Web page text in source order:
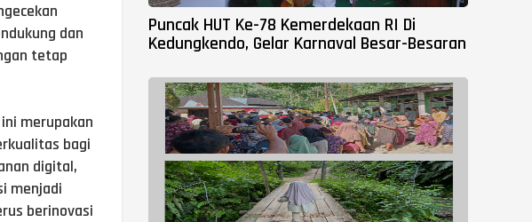
dan
tetap
merupakan
bagi
digital,
menjadi
berinovasi
Puncak HUT Ke-78 Kemerdekaan RI Di
Kedungkendo, Gelar Karnaval Besar-Besaran